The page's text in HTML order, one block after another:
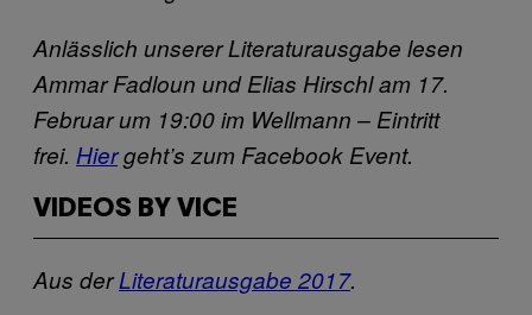
Anlässlich unserer Literaturausgabe lesen
Ammar Fadloun und Elias Hirschl am 17.
Februar um 19:00 im Wellmann – Eintritt
frei. Hiergeht’s zum Facebook Event.
VIDEOS BY VICE
Aus derLiteraturausgabe 2017.